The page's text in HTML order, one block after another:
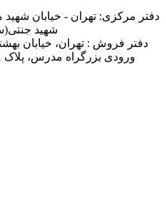
دفتر مرکزی: تهران - خیابان
شهید
دفتر فروش : تهران، خیابان
ورودی بزرگراه مدرس، پلاک 251، ساختمان کلاسیک، طبقه دو